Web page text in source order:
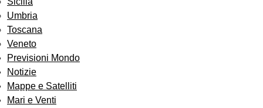
Umbria
Toscana
Veneto
Previsioni Mondo
Notizie
Mappe e Satelliti
Mari e Venti